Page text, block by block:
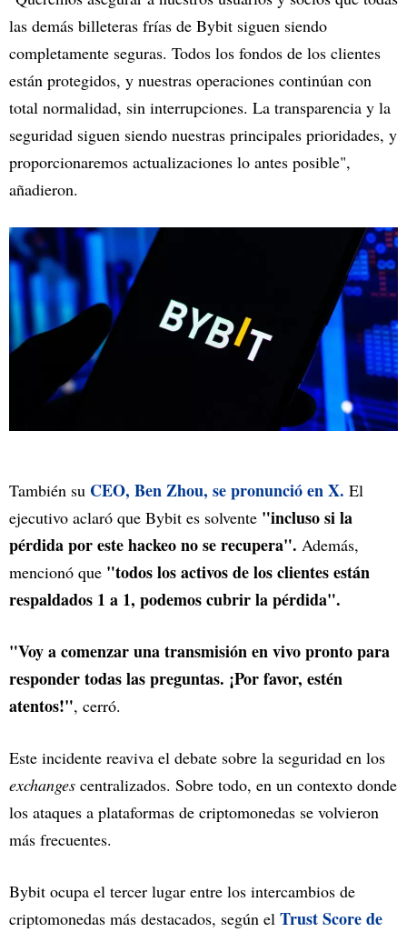
las demás billeteras frías de Bybit siguen siendo
completamente seguras. Todos los fondos de los clientes
están protegidos, y nuestras operaciones continúan con
total normalidad, sin interrupciones. La transparencia y la
seguridad siguen siendo nuestras principales prioridades, y
proporcionaremos actualizaciones lo antes posible",
añadieron.
También su CEO, Ben Zhou, se pronunció en X. El
ejecutivo aclaró que Bybit es solvente "incluso si la
pérdida por este hackeo no se recupera". Además,
mencionó que "todos los activos de los clientes están
respaldados 1 a 1, podemos cubrir la pérdida".
"Voy a comenzar una transmisión en vivo pronto para
responder todas las preguntas. ¡Por favor, estén
atentos!", cerró.
Este incidente reaviva el debate sobre la seguridad en los
exchanges centralizados. Sobre todo, en un contexto donde
los ataques a plataformas de criptomonedas se volvieron
más frecuentes.
Bybit ocupa el tercer lugar entre los intercambios de
criptomonedas más destacados, según el Trust Score de